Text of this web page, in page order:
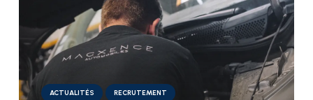
ACTUALITÉS RECRUTEMENT